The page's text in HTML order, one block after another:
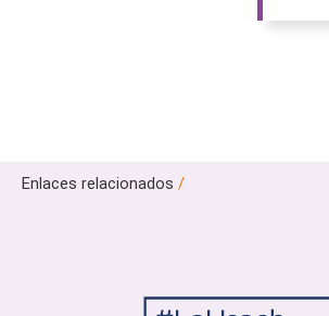
Enlaces relacionados /